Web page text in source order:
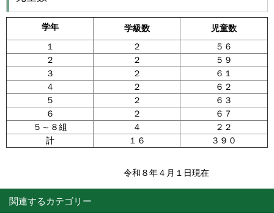
学年 学級数
児童数
１
２
５６
２
２
５９
３
２
６１
４
２
６２
５
２
６３
６
２
６７
５～８組
４
２２
計
１６ ３９０
令和８年４月１日現在
関連するカテゴリー